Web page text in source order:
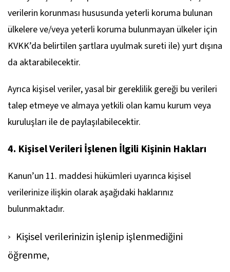
verilerin korunması hususunda yeterli koruma bulunan
ülkelere ve/veya yeterli koruma bulunmayan ülkeler için
KVKK’da belirtilen şartlara uyulmak sureti ile) yurt dışına
da aktarabilecektir.
Ayrıca kişisel veriler, yasal bir gereklilik gereği bu verileri
talep etmeye ve almaya yetkili olan kamu kurum veya
kuruluşları ile de paylaşılabilecektir.
4. Kişisel Verileri İşlenen İlgili Kişinin Hakları
Kanun’un 11. maddesi hükümleri uyarınca kişisel
verilerinize ilişkin olarak aşağıdaki haklarınız
bulunmaktadır.
Kişisel verilerinizin işlenip işlenmediğini
öğrenme,